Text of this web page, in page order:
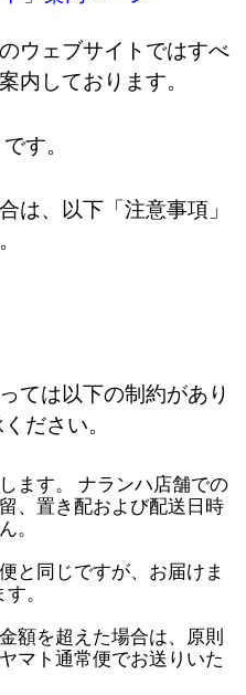
ウェブサイトではすべ
内しております。
す。
は、以下「注意事項」
ては以下の制約があり
ださい。
ます。 ナランハ店舗での
、置き配および配送日時
。
と同じですが、お届けま
。
額を超えた場合は、原則
マト通常便でお送りいた